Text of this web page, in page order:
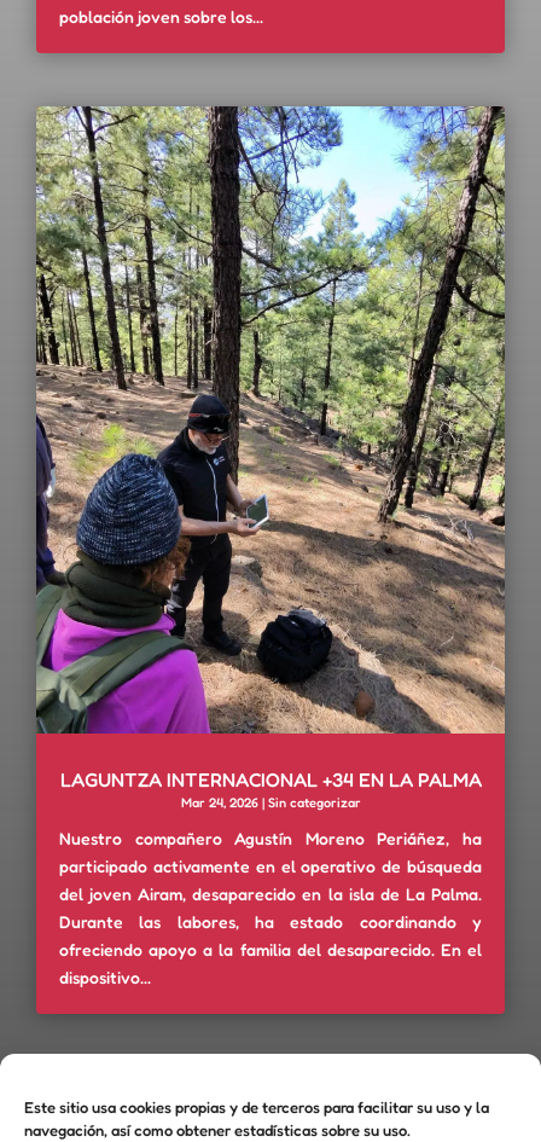
Este sitio usa cookies propias y de terceros para facilitar su uso y la
navegación, así como obtener estadísticas sobre su uso.
población joven sobre los...
LAGUNTZA INTERNACIONAL +34 EN LA PALMA
Mar 24, 2026| Sin categorizar
Nuestro compañero Agustín Moreno Periáñez, ha
participado activamente en el operativo de búsqueda
del joven Airam, desaparecido en la isla de La Palma.
Durante las labores, ha estado coordinando y
ofreciendo apoyo a la familia del desaparecido. En el
dispositivo...